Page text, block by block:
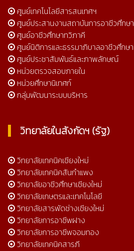
ศูนย์เทคโนโลยีสารสนเทศฯ
ศูนย์ประสานงานสถาบันการอาชีวศึกษา
ศูนย์อาชีวศึกษาทวิภาคี
ศูนย์นิติการและธรรมาภิบาลอาชีวศึกษา
ศูนย์ประชาสัมพันธ์และภาพลักษณ์
หน่วยตรวจสอบภายใน
หน่วยศึกษานิเทศก์
กลุ่มพัฒนาระบบบริหาร
วิทยาลัยในสังกัดฯ (รัฐ)
วิทยาลัยเทคนิคเชียงใหม่
วิทยาลัยเทคนิคสันกำแพง
วิทยาลัยอาชีวศึกษาเชียงใหม่
วิทยาลัยเกษตรและเทคโนโลยี
วิทยาลัยสารพัดช่างเชียงใหม่
วิทยาลัยการอาชีพฝาง
วิทยาลัยการอาชีพจอมทอง
วิทยาลัยเทคนิคสารภี